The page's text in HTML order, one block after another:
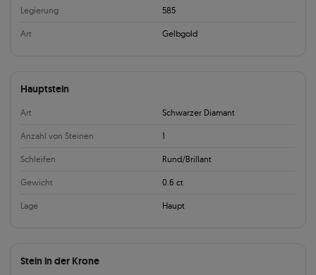
Legierung 585
Art Gelbgold
Hauptstein
Art Schwarzer Diamant
Anzahl von Steinen 1
Schleifen Rund/Brillant
Gewicht 0.6 ct
Lage Haupt
Stein in der Krone